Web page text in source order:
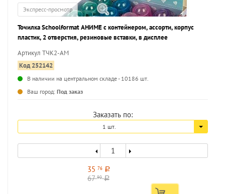
Экспресс-просмотр
Точилка Schoolformat АНИМЕ с контейнером, ассорти, корпус
пластик, 2 отверстия, резиновые вставки, в дисплее
Артикул ТЧК2-АМ
Код 252142
В наличии на центральном складе - 10186 шт.
Ваш город: Под заказ
Заказать по:
1 шт.
35 76 a
6790 a